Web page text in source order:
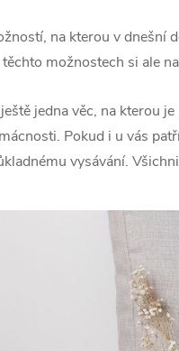
na kterou v dnešní
možnostech si ale
jedna věc, na kterou
Pokud i u vás
vysávání.